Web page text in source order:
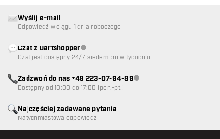
Najczęściej zadawane pytania
Natychmiastowa odpowiedź
Wyślij e-mail
Odpowiedź w ciągu 1 dnia roboczego
Czat z DartshopperObsługa klienta niedostępna
Czat jest dostępny 24/7, siedem dni w tygodniu
Zadzwoń do nas +48 223-07-94-89Obsługa klienta niedostępna
Dostępny od 10:00 do 17:00 (pon.-pt.)